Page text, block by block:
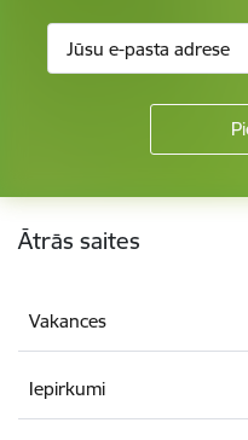
Kājene
Ātrās saites
Vakances
Iepirkumi